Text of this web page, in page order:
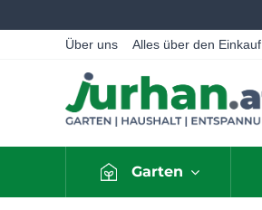
Über uns Alles über den Einkauf
Garten